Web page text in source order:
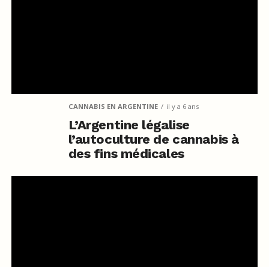
CANNABIS EN ARGENTINE il y a 6 ans
L’Argentine légalise
l’autoculture de cannabis à
des fins médicales